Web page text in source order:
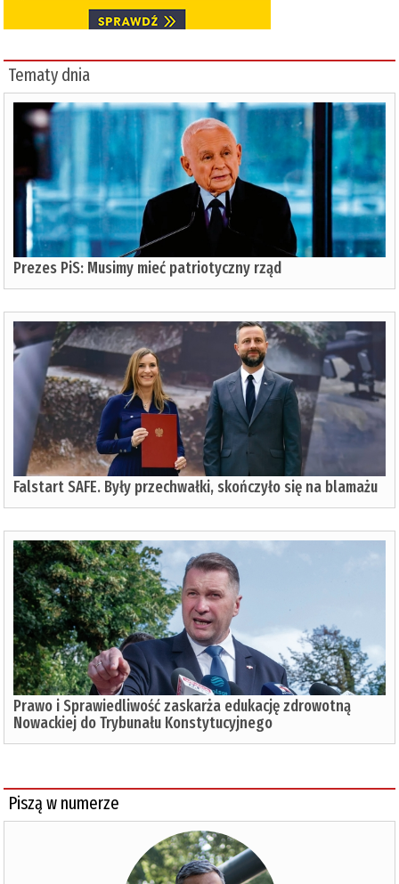
Tematy dnia
Prezes PiS: Musimy mieć patriotyczny rząd
Falstart SAFE. Były przechwałki, skończyło się na blamażu
Prawo i Sprawiedliwość zaskarża edukację zdrowotną
Nowackiej do Trybunału Konstytucyjnego
Piszą w numerze